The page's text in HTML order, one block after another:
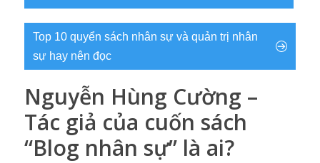
Top 10 quyển sách nhân sự và quản trị nhân
sự hay nên đọc
Nguyễn Hùng Cường –
Tác giả của cuốn sách
“Blog nhân sự” là ai?